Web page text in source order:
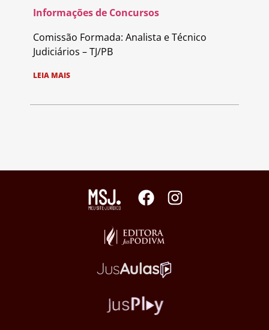
Informações de Concursos
Comissão Formada: Analista e Técnico
Judiciários – TJ/PB
LEIA MAIS